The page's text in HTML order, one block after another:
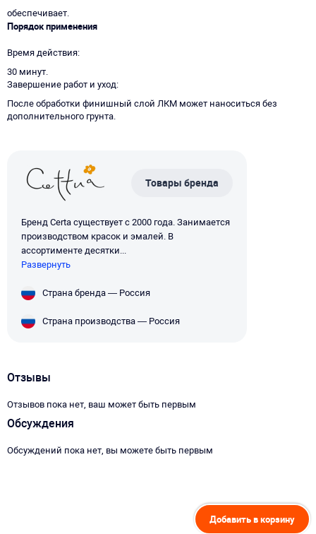
обеспечивает.
Порядок применения
Время действия
30 минут.
Завершение работ и уход
После обработки финишный слой ЛКМ может наноситься без
дополнительного грунта.
Товары бренда
Бренд Certa существует с 2000 года. Занимается
производством красок и эмалей. В
ассортименте десятки...
Развернуть
Страна бренда — Россия
Страна производства — Россия
Отзывы
Отзывов пока нет, ваш может быть первым
Обсуждения
Обсуждений пока нет, вы можете быть первым
Добавить в корзину